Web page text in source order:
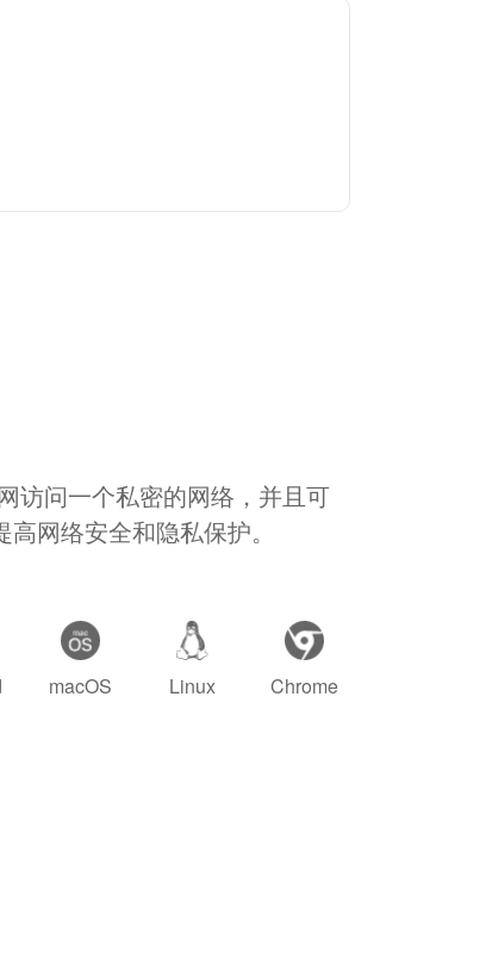
访问一个私密的网络，并且可
网络安全和隐私保护。
macOS Linux Chrome